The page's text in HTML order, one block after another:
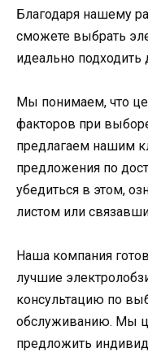
Благодаря нашему
сможете выбрать
идеально подходить
Мы понимаем, что
факторов при
предлагаем нашим
предложения по
убедиться в этом,
листом или
Наша компания
лучшие
консультацию по
обслуживанию. Мы
предложить